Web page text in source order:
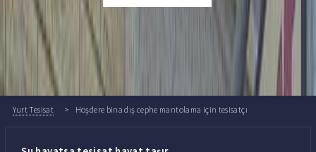
Yurt Tesisat Hoşdere bina dış cephe mantolama için tesisatçı